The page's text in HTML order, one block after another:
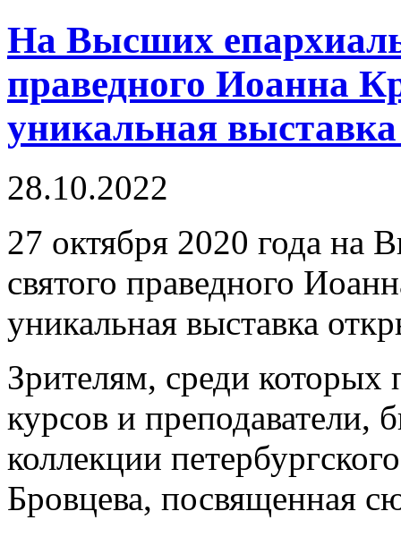
На Высших
праведного Иоанна
уникальная
28.10.2022
27 октября 2020 года на
святого праведного
уникальная выставка
Зрителям, среди которых
курсов и преподаватели,
коллекции
Бровцева, посвященная